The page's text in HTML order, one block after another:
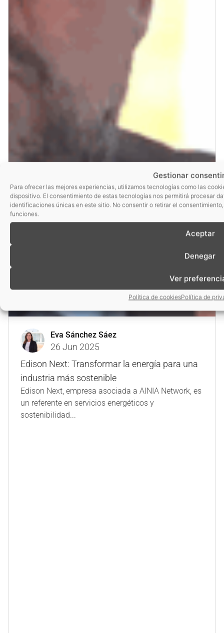
Gestionar
Para ofrecer las mejores experiencias, utilizamos tecnologías como las
dispositivo. El consentimiento de estas tecnologías nos permitirá procesar
identificaciones únicas en este sitio. No consentir o retirar el
funciones.
Aceptar
Denegar
Ver
Política de cookiesPolítica de
Eva Sánchez Sáez
26 Jun 2025
Edison Next: Transformar la energía para una
industria más sostenible
Edison Next, empresa asociada a AINIA Network, es
un referente en servicios energéticos y
sostenibilidad...